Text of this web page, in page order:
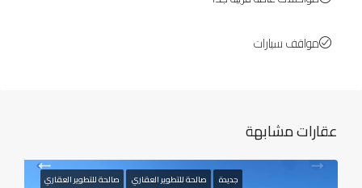
مواقف سيارات
عقارات مشابهة
جديدة صالحة للتطوير العقاري صالحة للتطوير العقاري